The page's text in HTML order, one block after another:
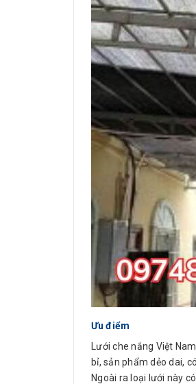
Ưu điểm
Lưới che nắng Việt
bỉ, sản phẩm dẻo dai,
Ngoài ra loại lưới này